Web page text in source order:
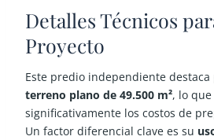
Detalles Técnicos
Proyecto
Este predio independiente destaca
terreno plano de 49.500 m², lo
significativamente los costos de
Un factor diferencial clave es su